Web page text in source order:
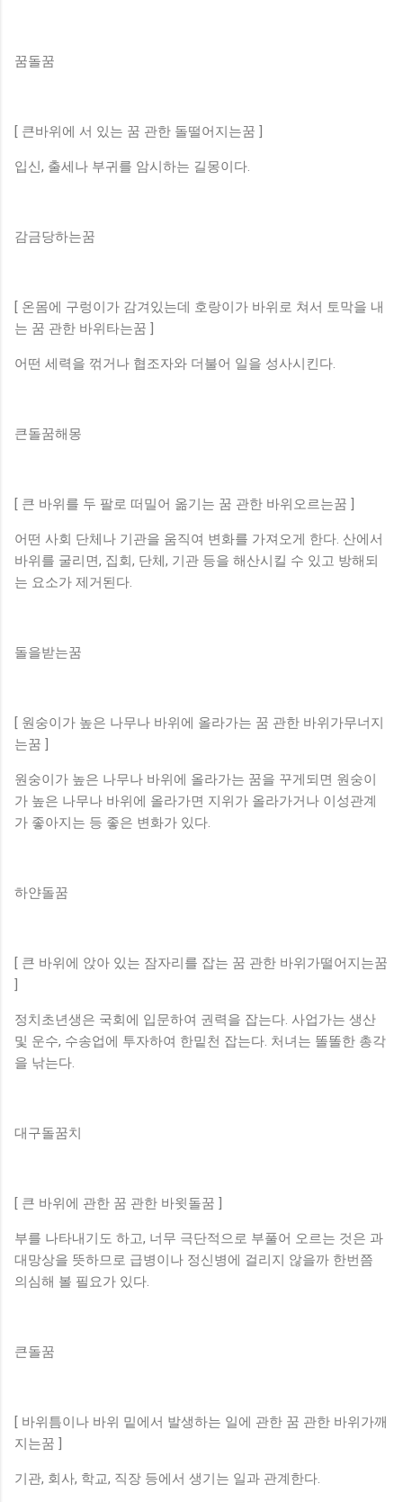
꿈돌꿈
[ 큰바위에 서 있는 꿈 관한 돌떨어지는꿈 ]
입신, 출세나 부귀를 암시하는 길몽이다.
감금당하는꿈
[ 온몸에 구렁이가 감겨있는데 호랑이가 바위로 쳐서 토막을 내
는 꿈 관한 바위타는꿈 ]
어떤 세력을 꺾거나 협조자와 더불어 일을 성사시킨다.
큰돌꿈해몽
[ 큰 바위를 두 팔로 떠밀어 옮기는 꿈 관한 바위오르는꿈 ]
어떤 사회 단체나 기관을 움직여 변화를 가져오게 한다. 산에서
바위를 굴리면, 집회, 단체, 기관 등을 해산시킬 수 있고 방해되
는 요소가 제거된다.
돌을받는꿈
[ 원숭이가 높은 나무나 바위에 올라가는 꿈 관한 바위가무너지
는꿈 ]
원숭이가 높은 나무나 바위에 올라가는 꿈을 꾸게되면 원숭이
가 높은 나무나 바위에 올라가면 지위가 올라가거나 이성관계
가 좋아지는 등 좋은 변화가 있다.
하얀돌꿈
[ 큰 바위에 앉아 있는 잠자리를 잡는 꿈 관한 바위가떨어지는꿈
]
정치초년생은 국회에 입문하여 권력을 잡는다. 사업가는 생산
및 운수, 수송업에 투자하여 한밑천 잡는다. 처녀는 똘똘한 총각
을 낚는다.
대구돌꿈치
[ 큰 바위에 관한 꿈 관한 바윗돌꿈 ]
부를 나타내기도 하고, 너무 극단적으로 부풀어 오르는 것은 과
대망상을 뜻하므로 급병이나 정신병에 걸리지 않을까 한번쯤
의심해 볼 필요가 있다.
큰돌꿈
[ 바위틈이나 바위 밑에서 발생하는 일에 관한 꿈 관한 바위가깨
지는꿈 ]
기관, 회사, 학교, 직장 등에서 생기는 일과 관계한다.